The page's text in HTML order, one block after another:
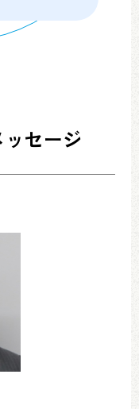
セージ